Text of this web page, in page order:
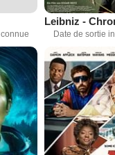
Date de sortie